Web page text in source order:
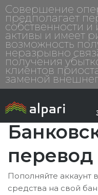
Совершение
предполагает
собственности
активы и имеет
возможность
неразрывно
получения
клиентов
заменой
перевод
Пополняйте аккаунт
средства на свой